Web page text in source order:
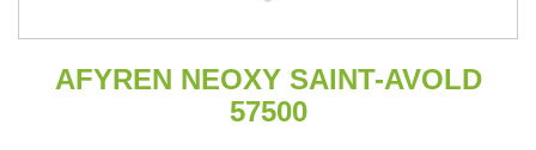
AFYREN NEOXY SAINT-AVOLD
57500